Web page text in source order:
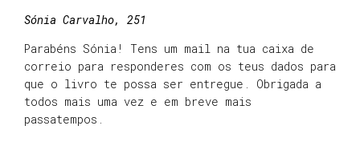
Sónia Carvalho, 251
Parabéns Sónia! Tens um mail na tua caixa de
correio para responderes com os teus dados para
que o livro te possa ser entregue. Obrigada a
todos mais uma vez e em breve mais
passatempos.